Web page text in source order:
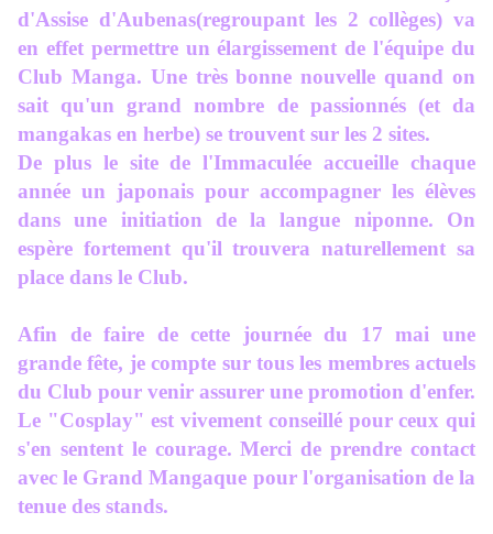
d'Assise d'Aubenas(regroupant les 2 collèges) va
en effet permettre un élargissement de l'équipe du
Club Manga. Une très bonne nouvelle quand on
sait qu'un grand nombre de passionnés (et da
mangakas en herbe) se trouvent sur les 2 sites.
De plus le site de l'Immaculée accueille chaque
année un japonais pour accompagner les élèves
dans une initiation de la langue niponne. On
espère fortement qu'il trouvera naturellement sa
place dans le Club.
Afin de faire de cette journée du 17 mai une
grande fête, je compte sur tous les membres actuels
du Club pour venir assurer une promotion d'enfer.
Le "Cosplay" est vivement conseillé pour ceux qui
s'en sentent le courage. Merci de prendre contact
avec le Grand Mangaque pour l'organisation de la
tenue des stands.